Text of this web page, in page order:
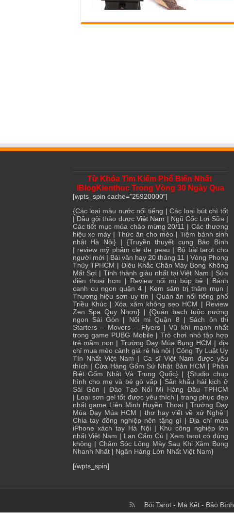
Từ Khóa Tìm Kiếm Phổ Biến Nhất
IBlogKienthuc Trong Vòng 30 Ngày Qua
[wpts_spin cache=”25920000″]
{Các loại màu nước nổi tiếng |Các loại bút chì tốt
| Dầu gội thảo dượcViệt Nam | Ngũ Cốc Lợi Sữa |
Các tiết mục múa chào mừng 20/11 |Các thương
hiệu xe máy |Thức ăn cho mèo |Tiệm bánh sinh
nhật Hà Nội} | {Truyền thuyết cung Bảo Bình
| review mỹ phẩm cle de peau | Bộ bài tarot cho
người mới| Bài văn hay 20 tháng 11 | Vòng Phong
Thủy TPHCM | Điêu Khắc Chân Mày Bong Không
Mất Sợi |Tỉnh thành giàu nhất tại Việt Nam | Sửa
điện thoại hcm | Review nối mi búp bê | Bánh
canh cu ngon quận 4| Kem sâm trị thâm mụn |
Thương hiệu sơn uy tín | Quán ăn nổi tiếng phố
Triều Khúc| Xóa xăm không sẹo HCM | Review
Zen Spa Quy Nhơn} | {Quán bạch tuộc nướng
ngon Sài Gòn | Nối mi Quận 8 | Sách ôn thi
Starters – Movers – Flyers |Vũ khí mạnh nhất
trong game PUBG Mobile | Trò chơi nhỏ tập hợp
trẻ mầm non | Trường Dạy Múa Bụng HCM | địa
chỉ mua mèo cảnh giá rẻ hà nội|Công Ty Luật Uy
Tín Nhất Việt Nam | Ca sĩ Việt Nam được yêu
thích | Cửa Hàng Gốm Sứ Nhật Bản HCM | Phân
Biệt Gốm Nhật Và Trung Quốc} | {Studio chụp
hình cho mẹ và bé gò vấp| Sân khấu hài kịch ở
Sài Gòn | Đào Tạo Nối Mi Hàng Đầu TPHCM
| Loại sơn gel tốt được yêu thích | trang phục đẹp
nhất game Liên Minh Huyền Thoại|Trường Dạy
Múa Dạy Múa HCM | thơ hay viết về xứ Nghệ |
Chia tay đồng nghiệp nên tặng gì |Địa chỉ mua
iPhone xách tay Hà Nội| Khu công nghiệp lớn
nhất Việt Nam | Lan Cẩm Cù | Xem tarot có đúng
không | Chăm Sóc Lông Mày Sau Khi Xăm Bong
Nhanh Nhất| Ngân Hàng Lớn Nhất Việt Nam}
[/wpts_spin]
Bói Tarot - Ma Kết - Bảo Bình